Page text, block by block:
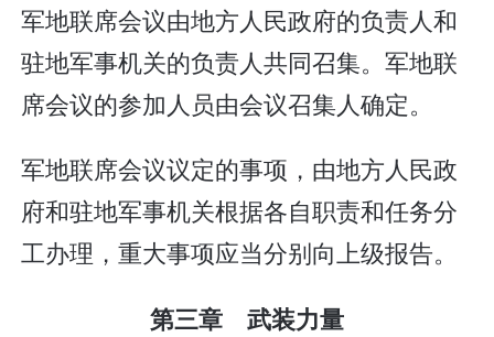
军地联席会议由地方人民政府的负责人和
驻地军事机关的负责人共同召集。军地联
席会议的参加人员由会议召集人确定。
军地联席会议议定的事项，由地方人民政
府和驻地军事机关根据各自职责和任务分
工办理，重大事项应当分别向上级报告。
第三章 武装力量